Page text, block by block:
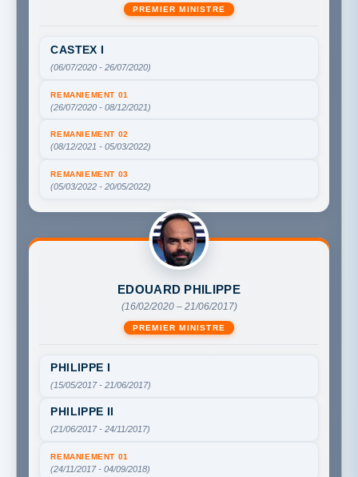
PREMIER MINISTRE
CASTEX I
(06/07/2020 - 26/07/2020)
REMANIEMENT 01
(26/07/2020 - 08/12/2021)
REMANIEMENT 02
(08/12/2021 - 05/03/2022)
REMANIEMENT 03
(05/03/2022 - 20/05/2022)
EDOUARD PHILIPPE
(16/02/2020 – 21/06/2017)
PREMIER MINISTRE
PHILIPPE I
(15/05/2017 - 21/06/2017)
PHILIPPE II
(21/06/2017 - 24/11/2017)
REMANIEMENT 01
(24/11/2017 - 04/09/2018)